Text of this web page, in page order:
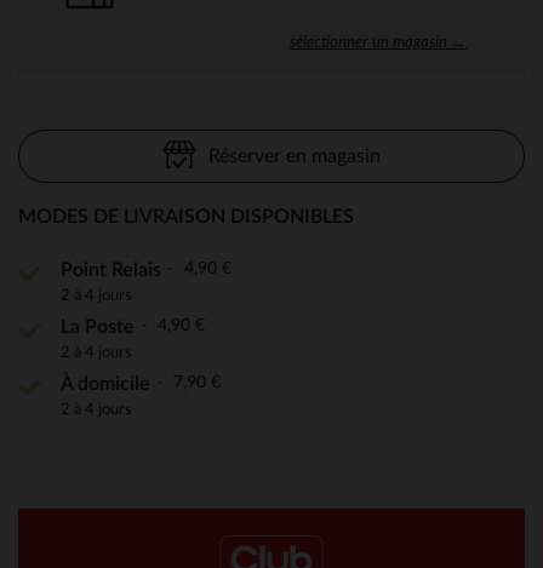
sélectionner un magasin →
Réserver en magasin
MODES DE LIVRAISON DISPONIBLES
Point Relais 4,90 €
2 à 4 jours
La Poste 4,90 €
2 à 4 jours
À domicile 7,90 €
2 à 4 jours